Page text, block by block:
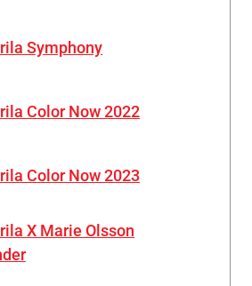
Symphony
Color Now 2022
Color Now 2023
X Marie Olsson